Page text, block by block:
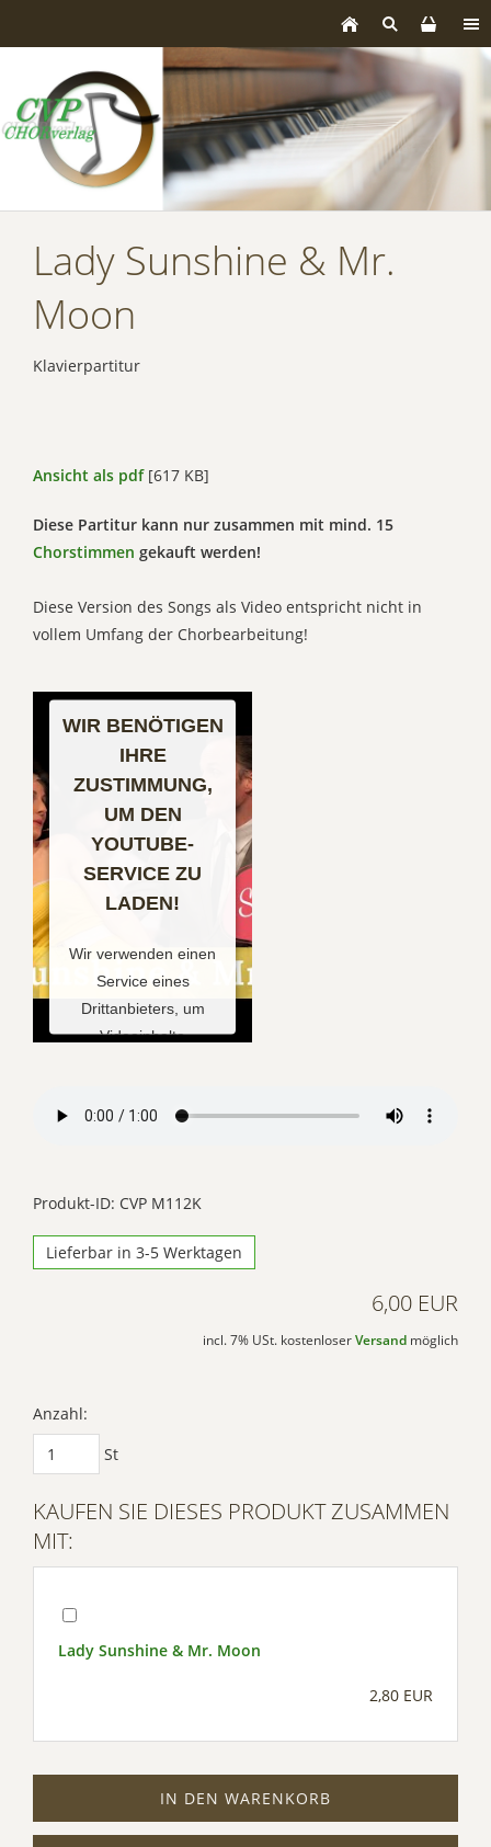
Lady Sunshine & Mr.
Moon
Klavierpartitur
Ansicht als pdf[617 KB]
Diese Partitur kann nur zusammen mit mind. 15
Chorstimmen gekauft werden!
Diese Version des Songs als Video entspricht nicht in
vollem Umfang der Chorbearbeitung!
WIR BENÖTIGEN
IHRE
ZUSTIMMUNG,
UM DEN
YOUTUBE-
SERVICE ZU
LADEN!
Wir verwenden einen
Service eines
Drittanbieters, um
Videoinhalte
Ihren Aktivitäten
und stimmen Sie der
zu, um dieses Video
Powered by
Usercentrics Consent
Produkt-ID: CVP M112K
Lieferbar in 3-5 Werktagen
6,00 EUR
incl. 7% USt. kostenloser Versand möglich
Anzahl:
St
KAUFEN SIE DIESES PRODUKT ZUSAMMEN
MIT:
Lady Sunshine & Mr. Moon
2,80 EUR
IN DEN WARENKORB